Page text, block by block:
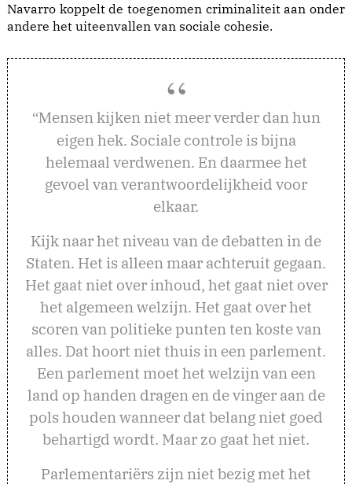
Navarro koppelt de toegenomen criminaliteit aan onder
andere het uiteenvallen van sociale cohesie.
“Mensen kijken niet meer verder dan hun
eigen hek. Sociale controle is bijna
helemaal verdwenen. En daarmee het
gevoel van verantwoordelijkheid voor
elkaar.
Kijk naar het niveau van de debatten in de
Staten. Het is alleen maar achteruit gegaan.
Het gaat niet over inhoud, het gaat niet over
het algemeen welzijn. Het gaat over het
scoren van politieke punten ten koste van
alles. Dat hoort niet thuis in een parlement.
Een parlement moet het welzijn van een
land op handen dragen en de vinger aan de
pols houden wanneer dat belang niet goed
behartigd wordt. Maar zo gaat het niet.
Parlementariërs zijn niet bezig met het